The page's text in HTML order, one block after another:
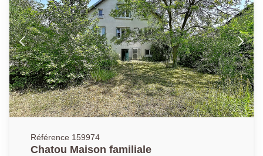
nuit : deux chambres chacune dotée de leur propre
cabinet de toilette, une salle de bains, trois autres
chambres supplémentaires et des WC indépendants.
L'agencement de cette maison permet d'accueillir une
grande famille ou d'aménager des espaces de travail
et de loisirs selon vos besoins. Le tout est édifié sur
un beau terrain arboré de 913 m², parfait pour profiter
des beaux jours en toute intimité. Un bien rare à
visiter sans tarder !
Référence 159974
Chatou Maison familiale